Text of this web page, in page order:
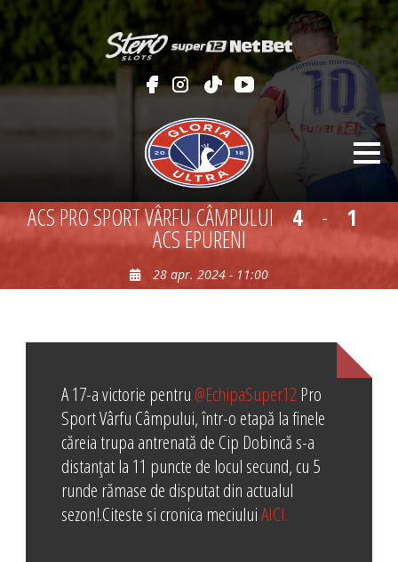
ACS PRO SPORT VÂRFU CÂMPULUI 4 - 1
ACS EPURENI
28 apr. 2024 - 11:00
A 17-a victorie pentru @EchipaSuper12 Pro
Sport Vârfu Câmpului, într-o etapă la finele
căreia trupa antrenată de Cip Dobincă s-a
distanțat la 11 puncte de locul secund, cu 5
runde rămase de disputat din actualul
sezon!.Citeste si cronica meciuluiAICI.